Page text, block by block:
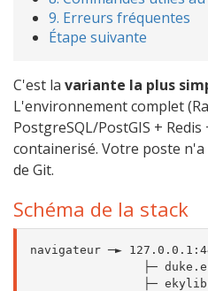
9. Erreurs fréquentes
Étape suivante
C'est la variante la plus
L'environnement complet
PostgreSQL/PostGIS +
containerisé. Votre poste
de Git.
Schéma de la stack
navigateur ─►
├─
├─